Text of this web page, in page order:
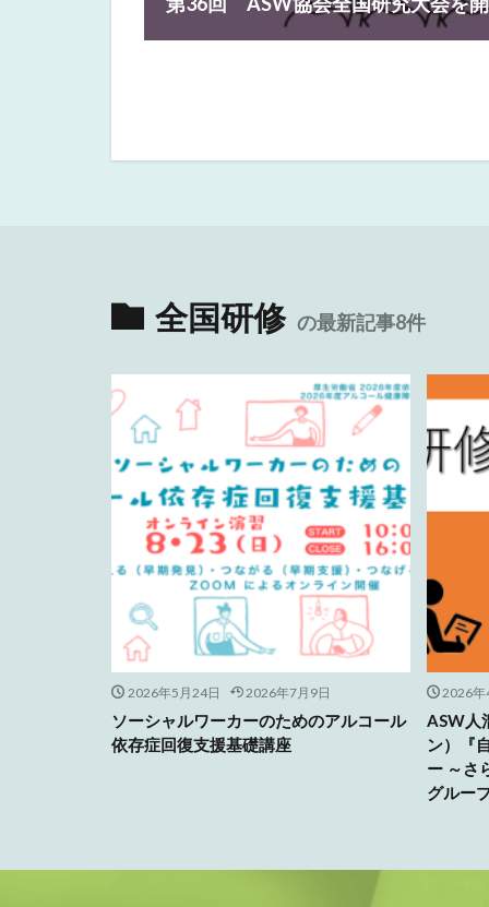
全国研修 の最新記事8件
2026年5月24日 2026年7月9日
ソーシャルワーカーのためのアルコール
依存症回復支援基礎講座
2026
ASW人
ン）『
ー ～さ
グルー